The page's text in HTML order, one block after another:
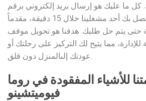
كل ما عليك هو إرسال بريد إلكتروني برقم
هاتفك، وسيتصل بك أحد مشغلينا خلال 15 دقيقة، مقدماً
حتى يتم حل طلبك. هدفنا هو تحويل موقف
مما يتيح لك التركيز على رحلتك أو
عودتك إلىالمنزل دون قلق.
للأشياء المفقودة في روما
فيوميتشينو